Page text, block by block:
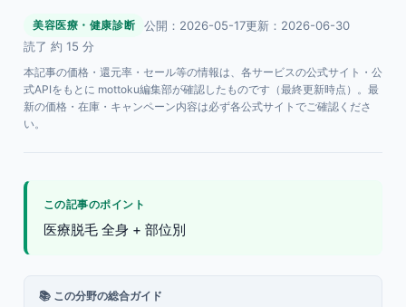
美容医療・健康診断 公開：2026-05-17更新：2026-06-30
読了 約 15 分
本記事の価格・還元率・セール等の情報は、各サービスの公式サイト・公
式APIをもとに mottoku編集部が確認したものです（最終更新時点）。最
新の価格・在庫・キャンペーン内容は必ず各公式サイトでご確認くださ
い。
この記事のポイント
医療脱毛 全身 + 部位別
📚 この分野の総合ガイド